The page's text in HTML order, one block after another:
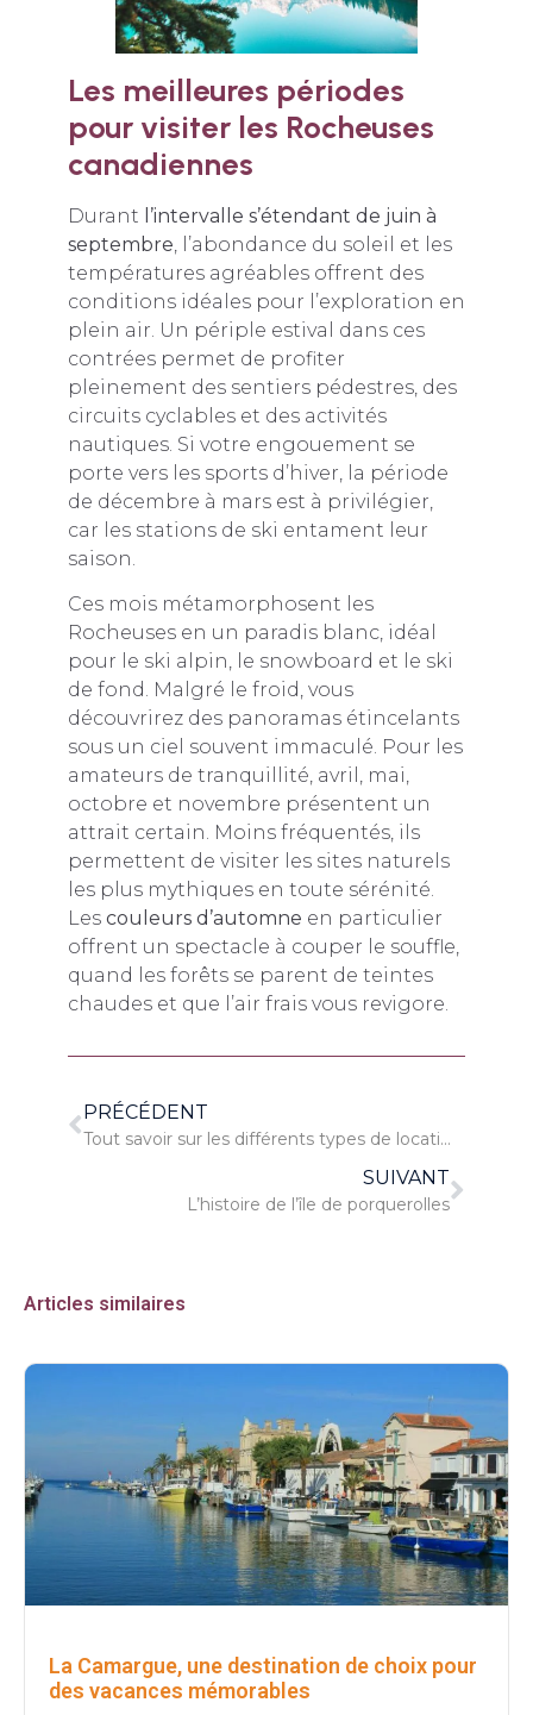
Les meilleures périodes
pour visiter les Rocheuses
canadiennes
Durant l’intervalle s’étendant de juin à
septembre , l’abondance du soleil et les
températures agréables offrent des
conditions idéales pour l’exploration en
plein air. Un périple estival dans ces
contrées permet de profiter
pleinement des sentiers pédestres, des
circuits cyclables et des activités
nautiques. Si votre engouement se
porte vers les sports d’hiver, la période
de décembre à mars est à privilégier,
car les stations de ski entament leur
saison.
Ces mois métamorphosent les
Rocheuses en un paradis blanc, idéal
pour le ski alpin, le snowboard et le ski
de fond. Malgré le froid, vous
découvrirez des panoramas étincelants
sous un ciel souvent immaculé. Pour les
amateurs de tranquillité, avril, mai,
octobre et novembre présentent un
attrait certain. Moins fréquentés, ils
permettent de visiter les sites naturels
les plus mythiques en toute sérénité.
Les couleurs d’automne en particulier
offrent un spectacle à couper le souffle,
quand les forêts se parent de teintes
chaudes et que l’air frais vous revigore.
PRÉCÉDENT
Tout savoir sur les différents types de locations saisonnières à La Réunion
SUIVANT
L’histoire de l’île de porquerolles
Articles similaires
La Camargue, une destination de choix pour
des vacances mémorables